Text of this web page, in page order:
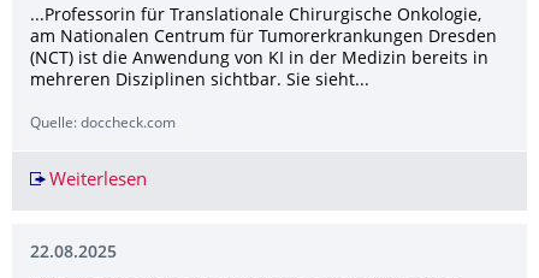
...Professorin für Translationale Chirurgische Onkologie,
am Nationalen Centrum für Tumorerkrankungen Dresden
(NCT) ist die Anwendung von KI in der Medizin bereits in
mehreren Disziplinen sichtbar. Sie sieht...
Quelle: doccheck.com
Weiterlesen
22.08.2025